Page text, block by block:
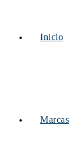
Inicio
Marcas